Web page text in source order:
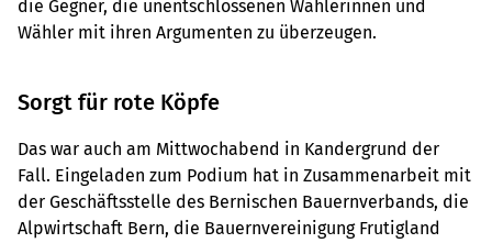
die Gegner, die unentschlossenen Wählerinnen und
Wähler mit ihren Argumenten zu überzeugen.
Sorgt für rote Köpfe
Das war auch am Mittwochabend in Kandergrund der
Fall. Eingeladen zum Podium hat in Zusammenarbeit mit
der Geschäftsstelle des Bernischen Bauernverbands, die
Alpwirtschaft Bern, die Bauernvereinigung Frutigland